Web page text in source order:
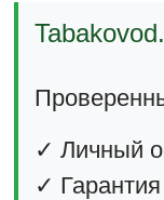
✓ Личный
✓